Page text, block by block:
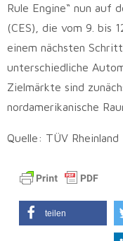
Rule Engine“ nun auf
(CES), die vom 9. bis
einem nächsten
unterschiedliche
Zielmärkte sind
nordamerikanische
Quelle: TÜV Rheinland
teilen